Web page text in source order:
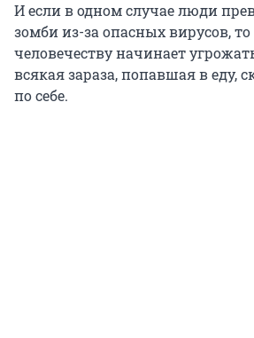
И если в одном случае люди
зомби из-за опасных вирусов,
человечеству начинает
всякая зараза, попавшая в еду,
по себе.